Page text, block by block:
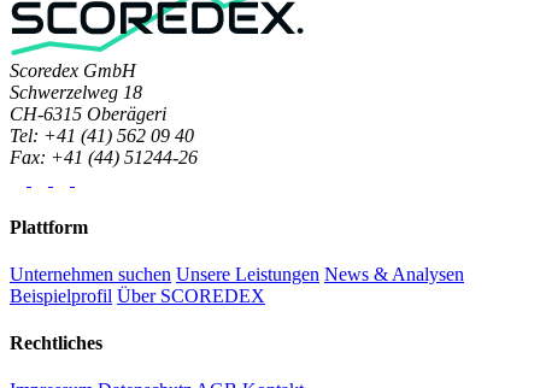
Scoredex GmbH
Schwerzelweg 18
CH-6315 Oberägeri
Tel: +41 (41) 562 09 40
Fax: +41 (44) 51244-26
Plattform
Unternehmen suchen Unsere Leistungen News & Analysen
Beispielprofil Über SCOREDEX
Rechtliches